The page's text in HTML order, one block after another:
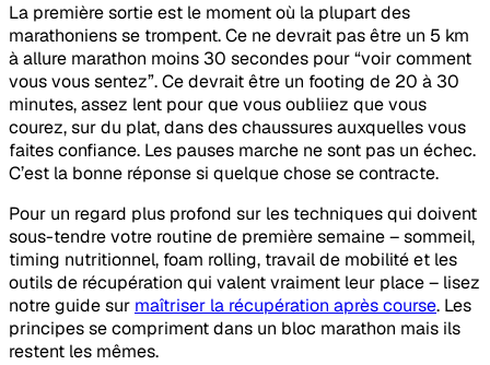
La première sortie est le moment où la plupart des
marathoniens se trompent. Ce ne devrait pas être un 5 km
à allure marathon moins 30 secondes pour “voir comment
vous vous sentez”. Ce devrait être un footing de 20 à 30
minutes, assez lent pour que vous oubliiez que vous
courez, sur du plat, dans des chaussures auxquelles vous
faites confiance. Les pauses marche ne sont pas un échec.
C’est la bonne réponse si quelque chose se contracte.
Pour un regard plus profond sur les techniques qui doivent
sous-tendre votre routine de première semaine – sommeil,
timing nutritionnel, foam rolling, travail de mobilité et les
outils de récupération qui valent vraiment leur place – lisez
notre guide sur maîtriser la récupération après course. Les
principes se compriment dans un bloc marathon mais ils
restent les mêmes.